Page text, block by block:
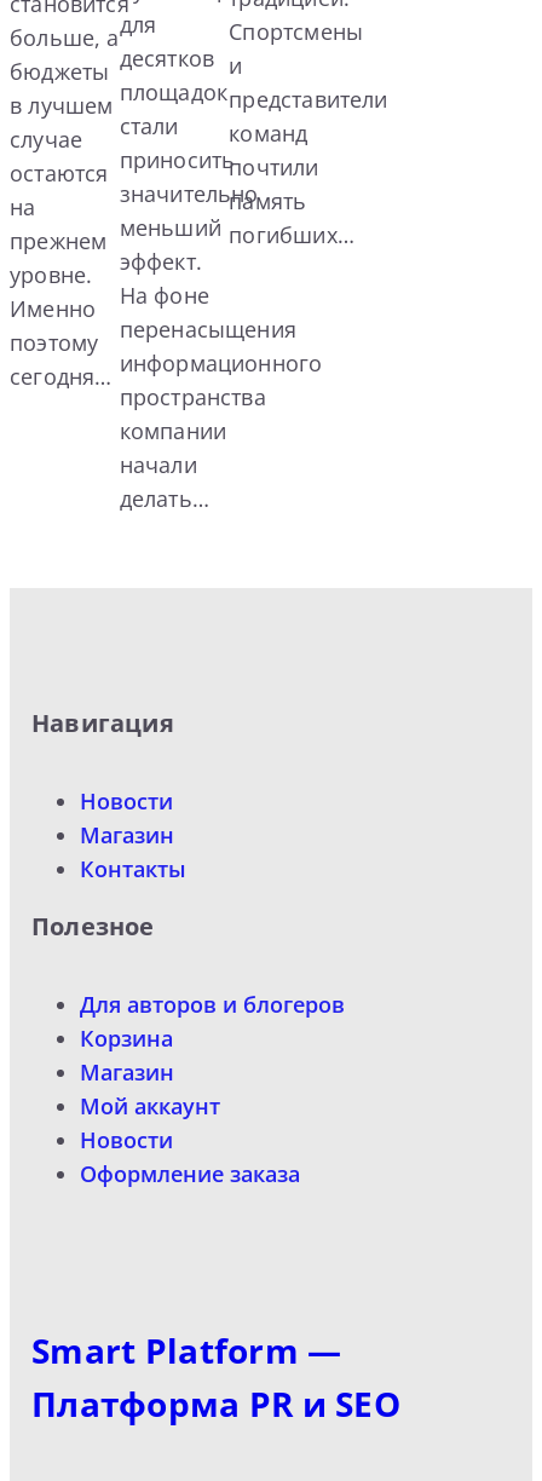
больше, а
бюджеты
в лучшем
случае
остаются
на
прежнем
уровне.
Именно
поэтому
сегодня…
для
десятков
площадок
стали
приносить
значительно
меньший
эффект.
На фоне
перенасыщения
информационного
пространства
компании
начали
делать…
Спортсмены
и
представители
команд
почтили
память
погибших…
Навигация
Новости
Магазин
Контакты
Полезное
Для авторов и блогеров
Корзина
Магазин
Мой аккаунт
Новости
Оформление заказа
Smart Platform —
Платформа PR и SEO